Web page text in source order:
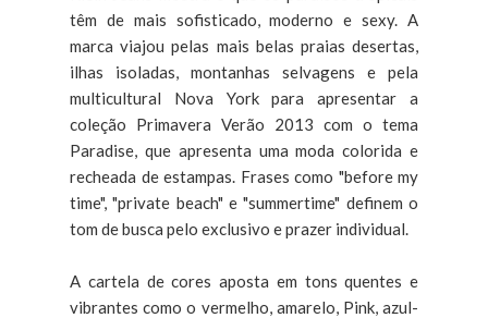
têm de mais sofisticado, moderno e sexy. A
marca viajou pelas mais belas praias desertas,
ilhas isoladas, montanhas selvagens e pela
multicultural Nova York para apresentar a
coleção Primavera Verão 2013 com o tema
Paradise, que apresenta uma moda colorida e
recheada de estampas. Frases como "before my
time", "private beach" e "summertime" definem o
tom de busca pelo exclusivo e prazer individual.
A cartela de cores aposta em tons quentes e
vibrantes como o vermelho, amarelo, Pink, azul-